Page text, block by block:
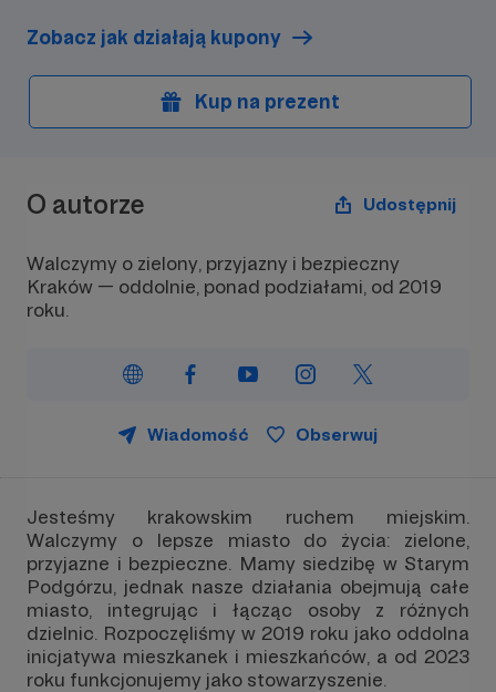
Zobacz jak działają kupony
Kup na prezent
O autorze Udostępnij
Walczymy o zielony, przyjazny i bezpieczny
Kraków — oddolnie, ponad podziałami, od 2019
roku.
Wiadomość Obserwuj
Jesteśmy krakowskim ruchem miejskim.
Walczymy o lepsze miasto do życia: zielone,
przyjazne i bezpieczne. Mamy siedzibę w Starym
Podgórzu, jednak nasze działania obejmują całe
miasto, integrując i łącząc osoby z różnych
dzielnic. Rozpoczęliśmy w 2019 roku jako oddolna
inicjatywa mieszkanek i mieszkańców, a od 2023
roku funkcjonujemy jako stowarzyszenie.